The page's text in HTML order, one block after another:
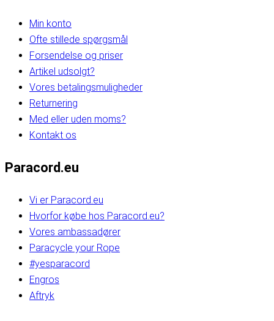
Min konto
Ofte stillede spørgsmål
Forsendelse og priser
Artikel udsolgt?
Vores betalingsmuligheder
Returnering
Med eller uden moms?
Kontakt os
Paracord.eu
Vi er Paracord.eu
Hvorfor købe hos Paracord.eu?
Vores ambassadører
Paracycle your Rope
#yesparacord
Engros
Aftryk